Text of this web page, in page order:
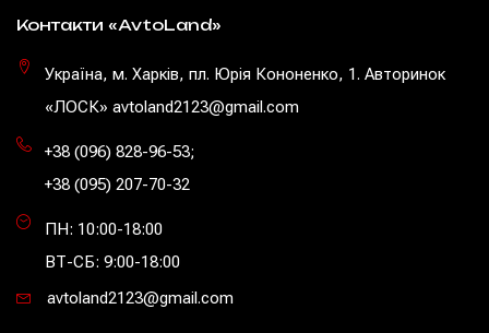
Контакти «AvtoLand»
Україна, м. Харків, пл. Юрія Кононенко, 1. Авторинок
«ЛОСК» avtoland2123@gmail.com
+38 (096) 828-96-53;
+38 (095) 207-70-32
ПН: 10:00-18:00
ВТ-СБ: 9:00-18:00
avtoland2123@gmail.com